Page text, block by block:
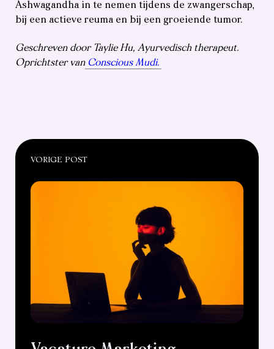
Ashwagandha in te nemen tijdens de zwangerschap,
bij een actieve reuma en bij een groeiende tumor.
Geschreven door Taylie Hu, Ayurvedisch therapeut.
Oprichtster vanConscious Mudi.
VORIGE POST